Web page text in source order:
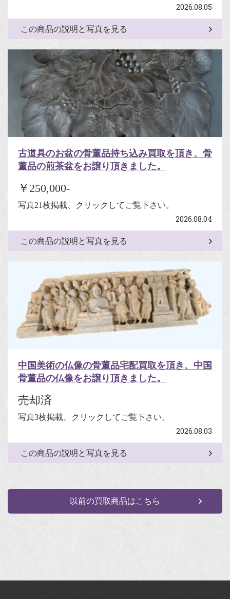
2026.08.05
この商品の説明と写真を見る
古道具のお盆の骨董品持ち込み買取を頂き、骨
董品の煎茶盆をお譲り頂きました。
￥250,000-
写真21枚掲載、クリックしてご覧下さい。
2026.08.04
この商品の説明と写真を見る
中国美術の仏像の骨董品宅配買取を頂き、中国
骨董品の仏像をお譲り頂きました。
売却済
写真3枚掲載、クリックしてご覧下さい。
2026.08.03
この商品の説明と写真を見る
以前の買取商品はこちら